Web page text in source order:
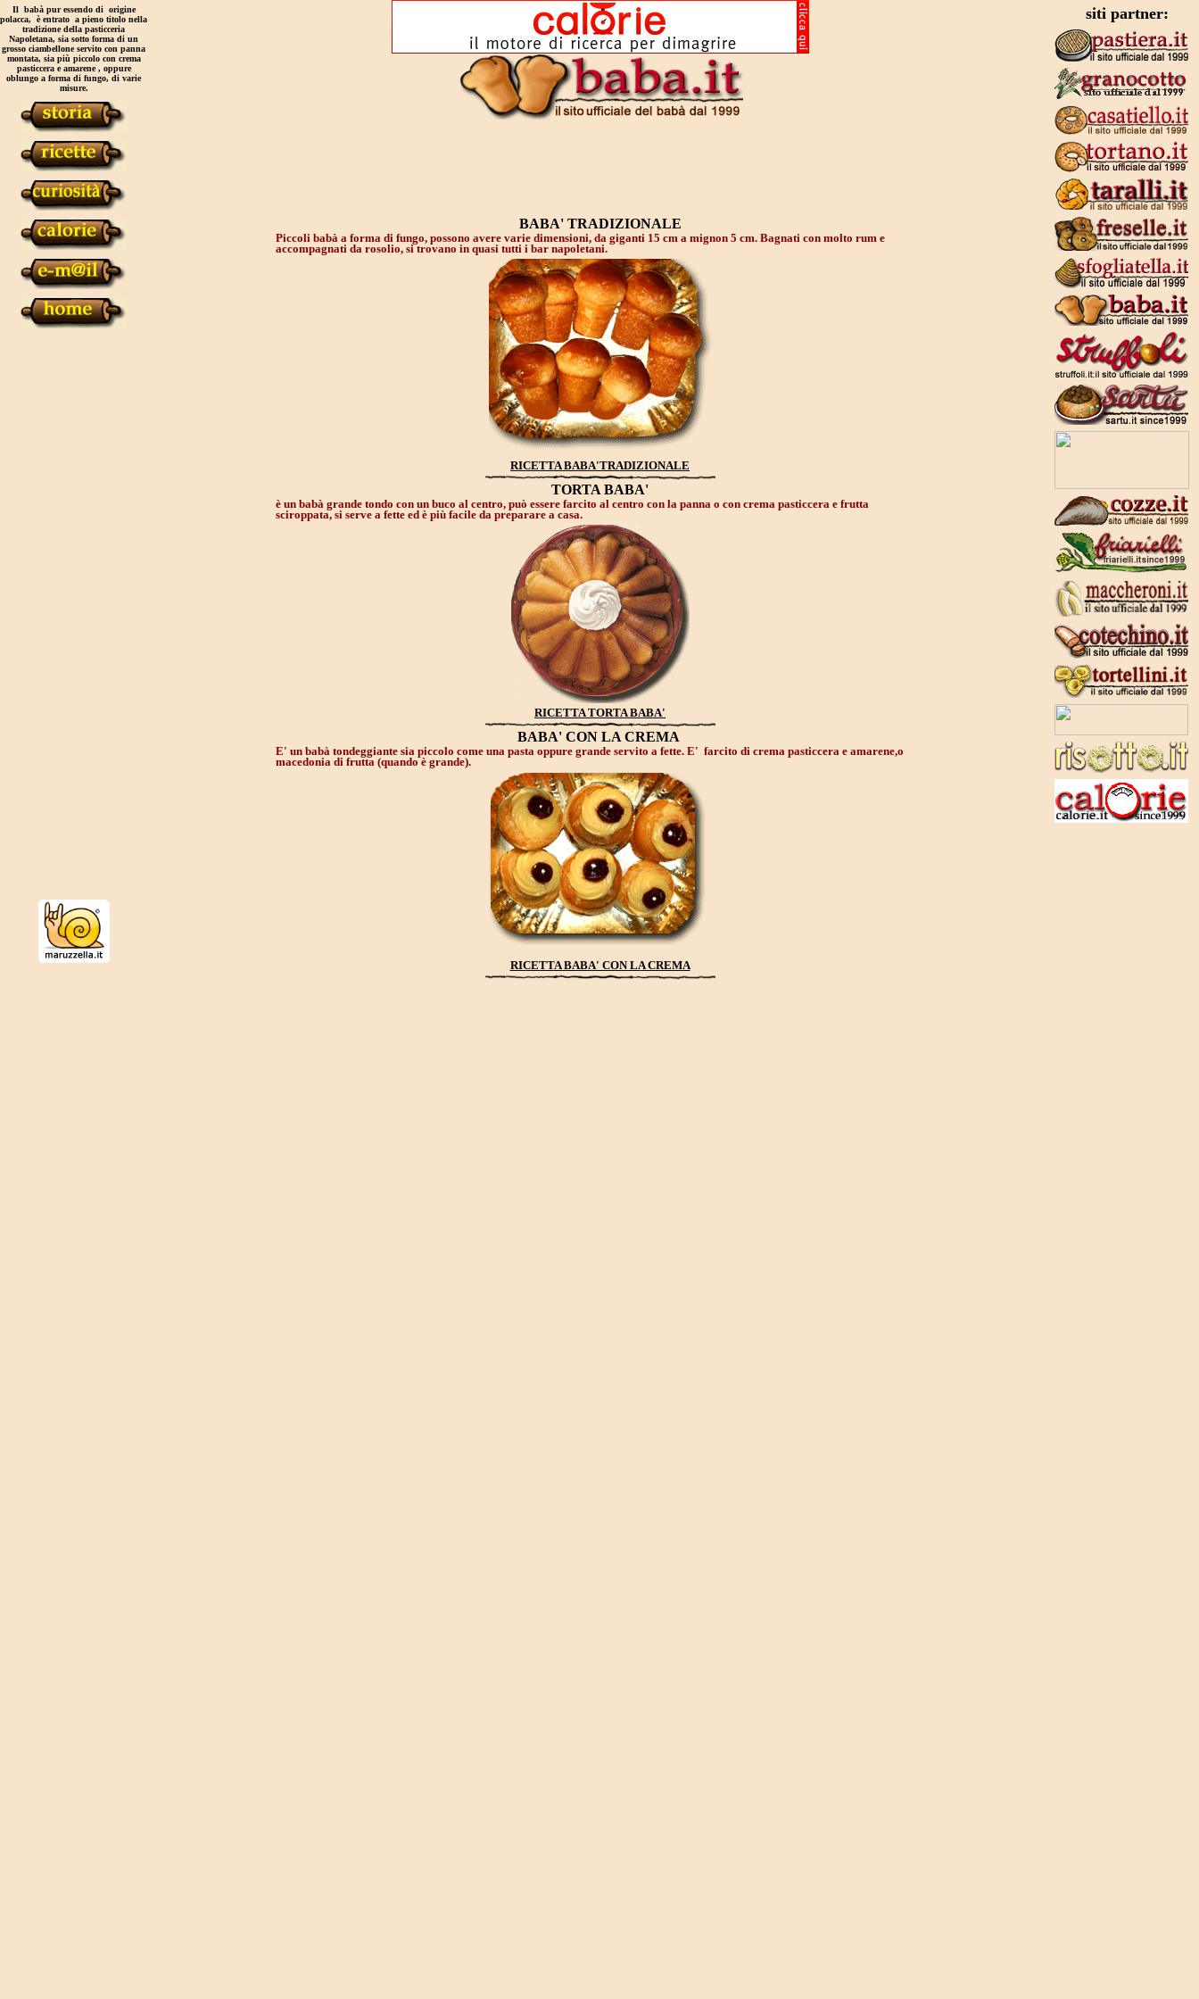
Il babà pur essendo di origine
polacca, è entrato a pieno titolo nella
tradizione della pasticceria
Napoletana, sia sotto forma di un
grosso ciambellone servito con panna
montata, sia più piccolo con crema
pasticcera e amarene , oppure
oblungo a forma di fungo, di varie
misure.
BABA' TRADIZIONALE
Piccoli babà a forma di fungo, possono avere varie dimensioni, da giganti 15 cm a mignon 5 cm. Bagnati con molto rum e
accompagnati da rosolio, si trovano in quasi tutti i bar napoletani.
RICETTA BABA'TRADIZIONALE
TORTA BABA'
è un babà grande tondo con un buco al centro, può essere farcito al centro con la panna o con crema pasticcera e frutta
sciroppata, si serve a fette ed è più facile da preparare a casa.
RICETTA TORTA BABA'
BABA' CON LA CREMA
E' un babà tondeggiante sia piccolo come una pasta oppure grande servito a fette. E' farcito di crema pasticcera e amarene,o
macedonia di frutta (quando è grande).
RICETTA BABA' CON LA CREMA
siti partner: